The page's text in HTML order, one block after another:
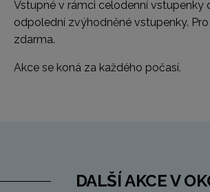
Vstupné v rámci celodenní vstupenky
odpolední zvýhodněné vstupenky.
zdarma.
Akce se koná za každého počasí.
DALŠÍ AKCE V